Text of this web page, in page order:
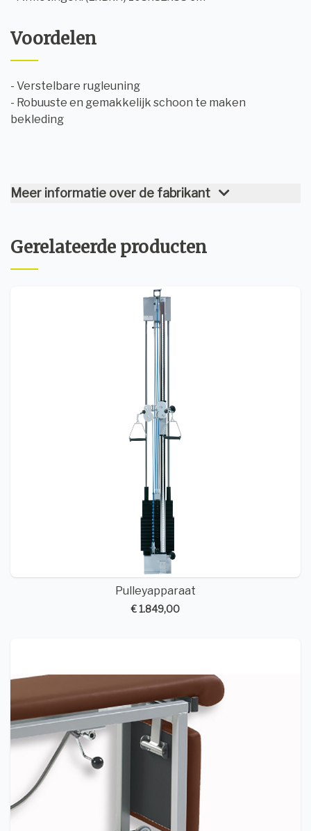
Voordelen
- Verstelbare rugleuning
- Robuuste en gemakkelijk schoon te maken
bekleding
Meer informatie over de fabrikant
Gerelateerde producten
Pulleyapparaat
€ 1.849,00